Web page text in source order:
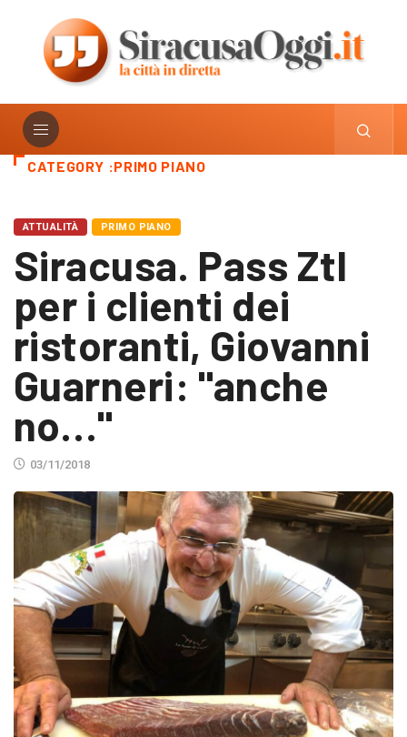
CATEGORY :PRIMO PIANO
ATTUALITÀ PRIMO PIANO
Siracusa. Pass Ztl
per i clienti dei
ristoranti, Giovanni
Guarneri: "anche
no…"
03/11/2018